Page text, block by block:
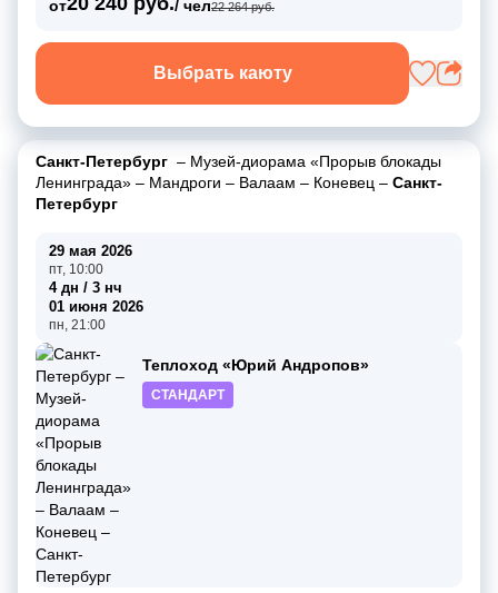
от / чел22 264 руб.
Выбрать каюту
Санкт-Петербург – Музей-диорама «Прорыв блокады
Ленинграда» – Мандроги – Валаам – Коневец – Санкт-
Петербург
29 мая 2026
пт, 10:00
4 дн / 3 нч
01 июня 2026
пн, 21:00
Теплоход «Юрий Андропов»
СТАНДАРТ